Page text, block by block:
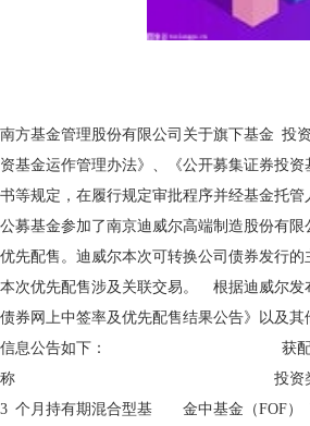
南方基金管理股份有限公司关于旗下基金 投
资基金运作管理办法》、《公开募集证券投
书等规定，在履行规定审批程序并经基金托
公募基金参加了南京迪威尔高端制造股份有
优先配售。迪威尔本次可转换公司债券发行
本次优先配售涉及关联交易。 根据迪威尔发
债券网上中签率及优先配售结果公告》以及
信息公告如下： 获配
称 投资类型 （
3 个月持有期混合型基 金中基金（FOF